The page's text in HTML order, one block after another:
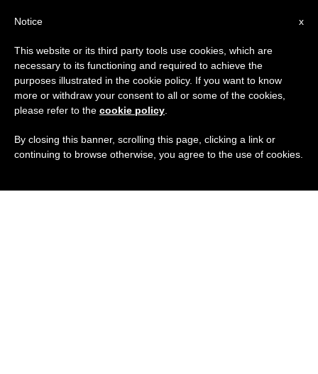
x
Notice
This website or its third party tools use cookies, which are
necessary to its functioning and required to achieve the
purposes illustrated in the cookie policy. If you want to know
more or withdraw your consent to all or some of the cookies,
please refer to the cookie policy
By closing this banner, scrolling this page, clicking a link or
continuing to browse otherwise, you agree to the use of cookies.